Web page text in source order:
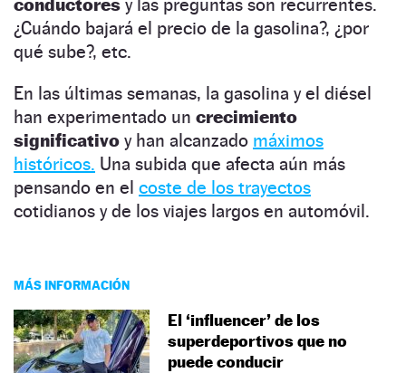
conductores y las preguntas son recurrentes.
¿Cuándo bajará el precio de la gasolina?, ¿por
qué sube?, etc.
En las últimas semanas, la gasolina y el diésel
han experimentado un crecimiento
significativo y han alcanzado máximos
históricos. Una subida que afecta aún más
pensando en el coste de los trayectos
cotidianos y de los viajes largos en automóvil.
MÁS INFORMACIÓN
El ‘influencer’ de los
superdeportivos que no
puede conducir